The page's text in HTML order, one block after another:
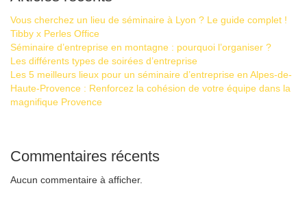
Vous cherchez un lieu de séminaire à Lyon ? Le guide complet !
Tibby x Perles Office
Séminaire d’entreprise en montagne : pourquoi l’organiser ?
Les différents types de soirées d’entreprise
Les 5 meilleurs lieux pour un séminaire d’entreprise en Alpes-de-
Haute-Provence : Renforcez la cohésion de votre équipe dans la
magnifique Provence
Commentaires récents
Aucun commentaire à afficher.